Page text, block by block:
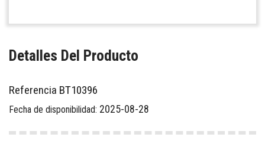
Detalles Del Producto
Referencia BT10396
Fecha de disponibilidad: 2025-08-28